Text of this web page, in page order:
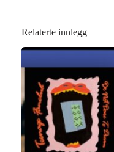
Relaterte innlegg